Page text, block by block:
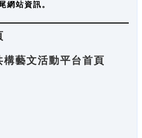
站資訊。
藝文活動平台首頁